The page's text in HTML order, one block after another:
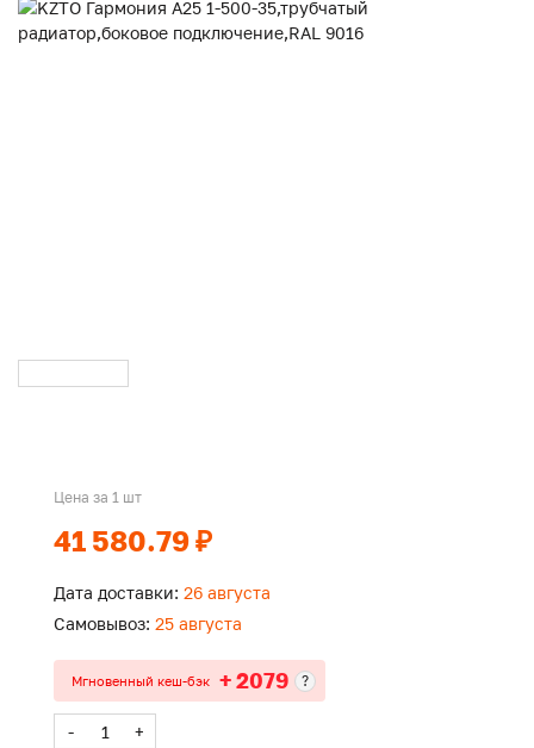
Цена за 1 шт
41 580.79 ₽
Дата доставки: 26 августа
Самовывоз: 25 августа
Мгновенный кеш-бэк + 2079 ?
- +